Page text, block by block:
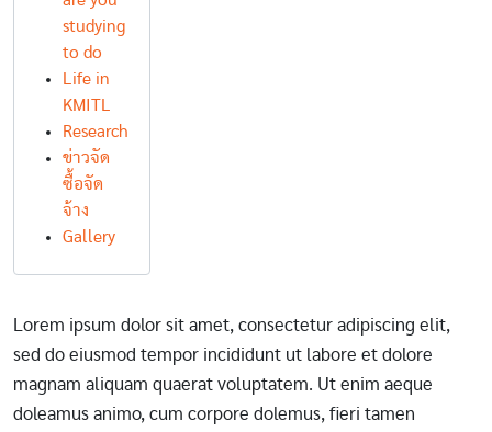
studying
to do
Life in
KMITL
Research
ข่าวจัด
ซื้อจัด
จ้าง
Gallery
Lorem ipsum dolor sit amet, consectetur adipiscing elit,
sed do eiusmod tempor incididunt ut labore et dolore
magnam aliquam quaerat voluptatem. Ut enim aeque
doleamus animo, cum corpore dolemus, fieri tamen